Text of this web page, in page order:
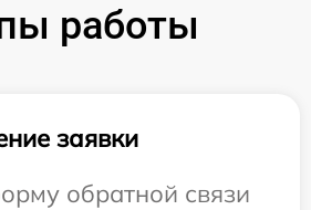
работы
заявки
обратной связи